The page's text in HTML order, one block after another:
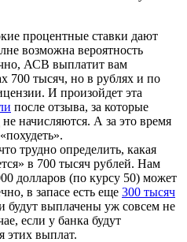
процентные ставки дают
возможна вероятность
АСВ выплатит вам
700 тысяч, но в рублях и по
И произойдет эта
после отзыва, за которые
начисляются. А за это время
трудно определить, какая
в 700 тысяч рублей. Нам
долларов (по курсу 50) может
в запасе есть еще 300 тысяч
будут выплачены уж совсем не
если у банка будут
этих выплат.